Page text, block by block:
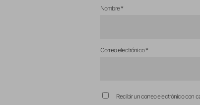
Nombre*
Correo electrónico*
Recibir un correo electrónico con